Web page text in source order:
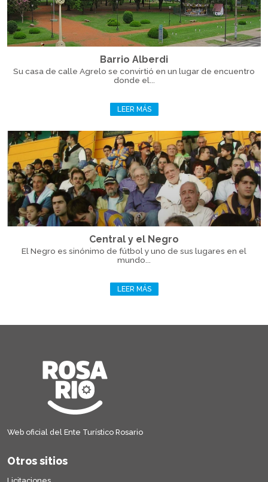
Barrio Alberdi
Su casa de calle Agrelo se convirtió en un lugar de encuentro
donde el...
LEER MÁS
Central y el Negro
El Negro es sinónimo de fútbol y uno de sus lugares en el
mundo...
LEER MÁS
Web oficial del Ente Turístico Rosario
Otros sitios